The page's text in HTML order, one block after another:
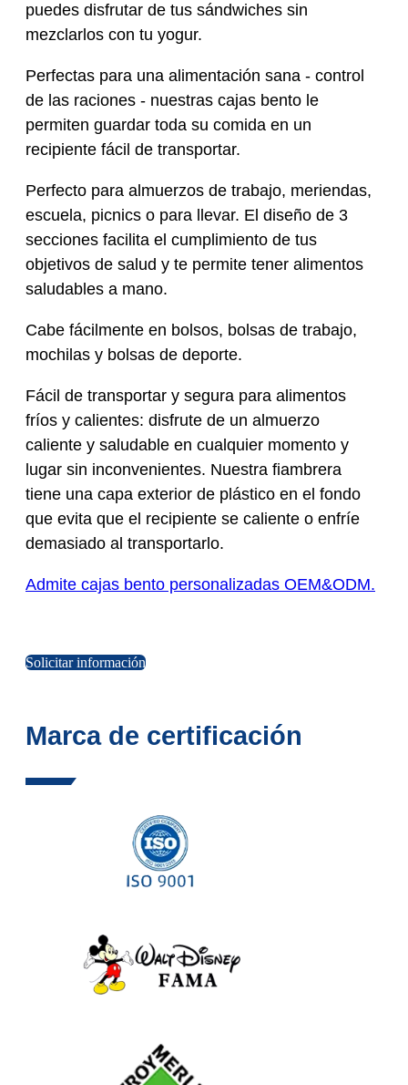
puedes disfrutar de tus sándwiches sin
mezclarlos con tu yogur.
Perfectas para una alimentación sana - control
de las raciones - nuestras cajas bento le
permiten guardar toda su comida en un
recipiente fácil de transportar.
Perfecto para almuerzos de trabajo, meriendas,
escuela, picnics o para llevar. El diseño de 3
secciones facilita el cumplimiento de tus
objetivos de salud y te permite tener alimentos
saludables a mano.
Cabe fácilmente en bolsos, bolsas de trabajo,
mochilas y bolsas de deporte.
Fácil de transportar y segura para alimentos
fríos y calientes: disfrute de un almuerzo
caliente y saludable en cualquier momento y
lugar sin inconvenientes. Nuestra fiambrera
tiene una capa exterior de plástico en el fondo
que evita que el recipiente se caliente o enfríe
demasiado al transportarlo.
Admite cajas bento personalizadas OEM&ODM.
Solicitar información
Marca de certificación